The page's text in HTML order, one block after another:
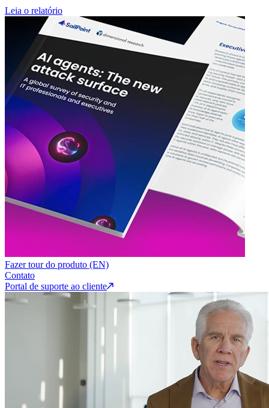
Leia o relatório
Fazer tour do produto (EN)
Contato
Portal de suporte ao cliente